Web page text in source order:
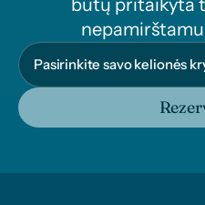
būtų pritaikyta